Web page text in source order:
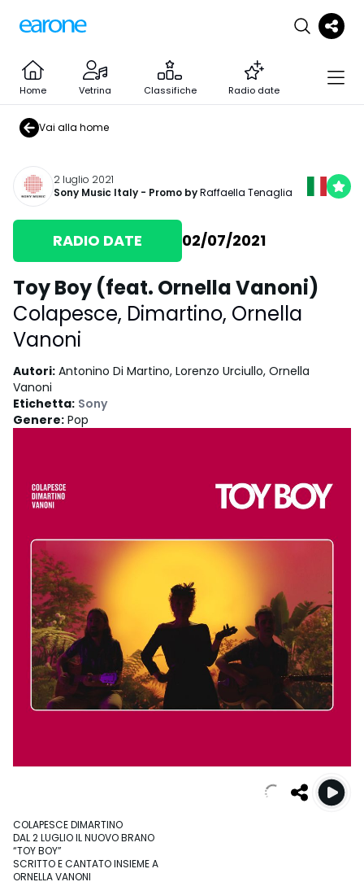
Home Vetrina Classifiche Radio date
Vai alla home
2 luglio 2021
Sony Music Italy - Promo byRaffaella Tenaglia
RADIO DATE 02/07/2021
Toy Boy (feat. Ornella Vanoni)
Colapesce, Dimartino, Ornella
Vanoni
Autori: Antonino Di Martino, Lorenzo Urciullo, Ornella
Vanoni
Etichetta: Sony
Genere: Pop
COLAPESCE DIMARTINO
DAL 2 LUGLIO IL NUOVO BRANO
“TOY BOY”
SCRITTO E CANTATO INSIEME A
ORNELLA VANONI